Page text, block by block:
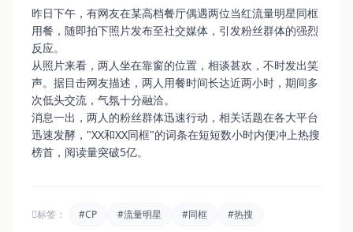
昨日下午，有网友在某高档餐厅偶遇两位当红流量明星同框
用餐，随即拍下照片发布至社交媒体，引发粉丝群体的强烈
反应。
从照片来看，两人坐在靠窗的位置，相谈甚欢，不时发出笑
声。据目击网友描述，两人用餐时间长达近两小时，期间多
次低头交流，气氛十分融洽。
消息一出，两人的粉丝群体迅速行动，相关话题在各大平台
迅速发酵，"XX和XX同框"的词条在短短数小时内便冲上热搜
榜首，阅读量突破5亿。
标签： #CP #流量明星 #同框 #热搜